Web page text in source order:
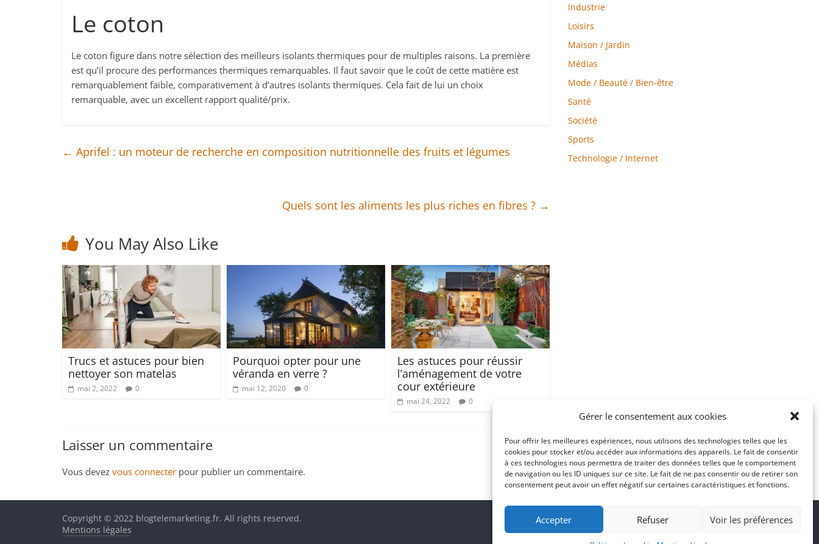
Gérer le consentement aux cookies
Pour offrir les meilleures expériences, nous utilisons des technologies telles que les
cookies pour stocker et/ou accéder aux informations des appareils. Le fait de consentir
à ces technologies nous permettra de traiter des données telles que le comportement
de navigation ou les ID uniques sur ce site. Le fait de ne pas consentir ou de retirer son
consentement peut avoir un effet négatif sur certaines caractéristiques et fonctions.
Accepter Refuser Voir les préférences
Le coton
Le coton figure dans notre sélection des meilleurs isolants thermiques pour de multiples raisons. La première
est qu’il procure des performances thermiques remarquables. Il faut savoir que le coût de cette matière est
remarquablement faible, comparativement à d’autres isolants thermiques. Cela fait de lui un choix
remarquable, avec un excellent rapport qualité/prix.
← Aprifel : un moteur de recherche en composition nutritionnelle des fruits et légumes
Quels sont les aliments les plus riches en fibres ? →
You May Also Like
Trucs et astuces pour bien
nettoyer son matelas
mai 2, 2022 0
Pourquoi opter pour une
véranda en verre ?
mai 12, 2020 0
Les astuces pour réussir
l’aménagement de votre
cour extérieure
mai 24, 2022 0
Laisser un commentaire
Vous devez vous connecter pour publier un commentaire.
Industrie
Loisirs
Maison / Jardin
Médias
Mode / Beauté / Bien-être
Santé
Société
Sports
Technologie / Internet
Copyright © 2022 blogtelemarketing.fr. All rights reserved.
Mentions légales